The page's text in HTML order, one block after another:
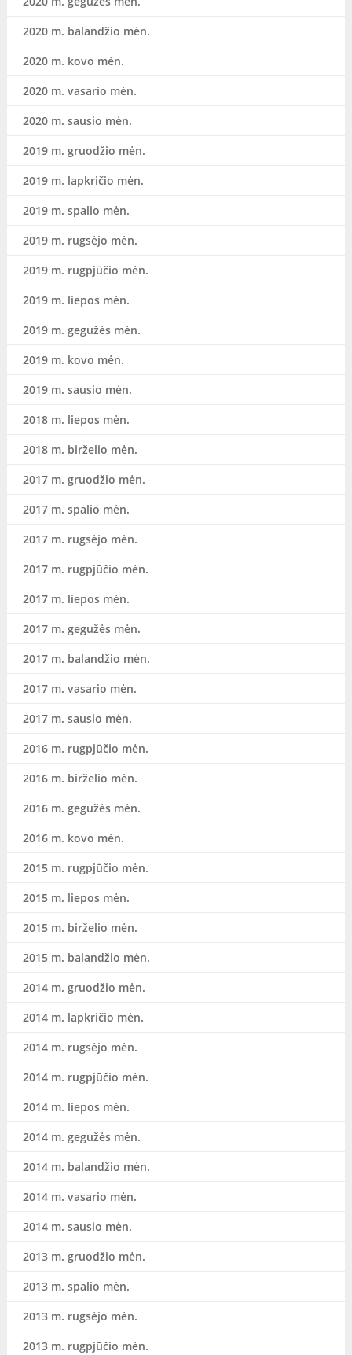
2020 m. balandžio mėn.
2020 m. kovo mėn.
2020 m. vasario mėn.
2020 m. sausio mėn.
2019 m. gruodžio mėn.
2019 m. lapkričio mėn.
2019 m. spalio mėn.
2019 m. rugsėjo mėn.
2019 m. rugpjūčio mėn.
2019 m. liepos mėn.
2019 m. gegužės mėn.
2019 m. kovo mėn.
2019 m. sausio mėn.
2018 m. liepos mėn.
2018 m. birželio mėn.
2017 m. gruodžio mėn.
2017 m. spalio mėn.
2017 m. rugsėjo mėn.
2017 m. rugpjūčio mėn.
2017 m. liepos mėn.
2017 m. gegužės mėn.
2017 m. balandžio mėn.
2017 m. vasario mėn.
2017 m. sausio mėn.
2016 m. rugpjūčio mėn.
2016 m. birželio mėn.
2016 m. gegužės mėn.
2016 m. kovo mėn.
2015 m. rugpjūčio mėn.
2015 m. liepos mėn.
2015 m. birželio mėn.
2015 m. balandžio mėn.
2014 m. gruodžio mėn.
2014 m. lapkričio mėn.
2014 m. rugsėjo mėn.
2014 m. rugpjūčio mėn.
2014 m. liepos mėn.
2014 m. gegužės mėn.
2014 m. balandžio mėn.
2014 m. vasario mėn.
2014 m. sausio mėn.
2013 m. gruodžio mėn.
2013 m. spalio mėn.
2013 m. rugsėjo mėn.
2013 m. rugpjūčio mėn.